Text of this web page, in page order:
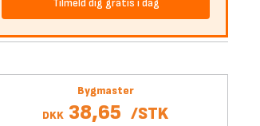
Tilmeld dig gratis i dag
Bygmaster
DKK 38,65 /STK